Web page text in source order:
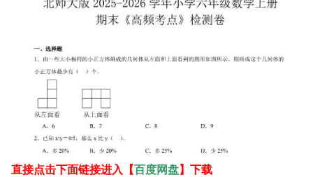
直接点击下面链接进入【百度网盘】下载